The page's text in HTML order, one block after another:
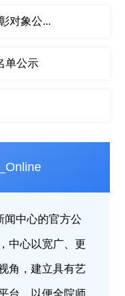
对象公...
单公示
闻中心的官方公
中心以宽广、更
角，建立具有艺